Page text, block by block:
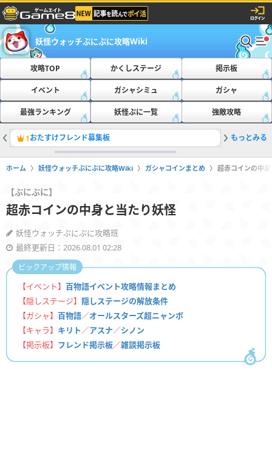
妖怪ウォッチぷにぷに攻略Wiki
攻略TOP かくしステージ 掲示板
イベント ガシャシミュ ガシャ
最強ランキング 妖怪ぷに一覧 強敵攻略
1おたすけフレンド募集板 2ともだ
もっとみる
ホーム 妖怪ウォッチぷにぷに攻略Wiki ガシャコインまとめ 超赤コインの中
【ぷにぷに】
超赤コインの中身と当たり妖怪
妖怪ウォッチぷにぷに攻略班
最終更新日：2026.08.01 02:28
【イベント】 百物語イベント攻略情報まとめ
【隠しステージ】 隠しステージの解放条件
【ガシャ】 百物語／オールスターズ超ニャンボ
【キャラ】 キリト／アスナ／シノン
【掲示板】 フレンド掲示板／雑談掲示板
ピックアップ情報